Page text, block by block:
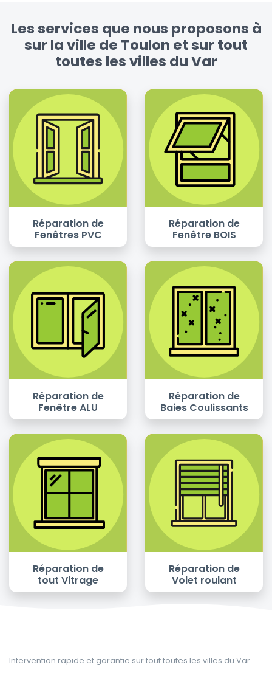
Les services que nous proposons à
sur la ville de Toulon et sur tout
toutes les villes du Var
Réparation de
Fenêtres PVC
Réparation de
Fenêtre BOIS
Réparation de
Fenêtre ALU
Réparation de
Baies Coulissants
Réparation de
tout Vitrage
Réparation de
Volet roulant
Intervention rapide et garantie sur tout toutes les villes du Var